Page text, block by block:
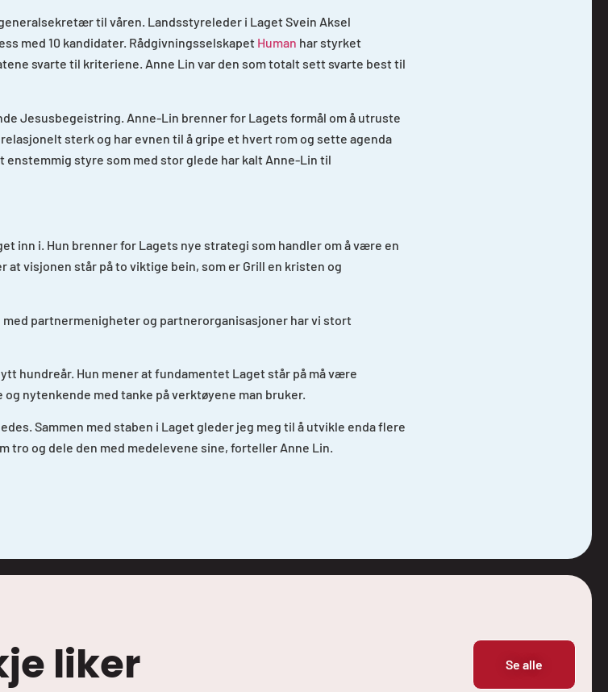
til våren. Landsstyreleder i Laget Svein Aksel
med 10 kandidater. Rådgivningsselskapet Human har styrket
svarte til kriteriene. Anne Lin var den som totalt sett svarte best til
Jesusbegeistring. Anne-Lin brenner for Lagets formål om å utruste
sterk og har evnen til å gripe et hvert rom og sette agenda
enstemmig styre som med stor glede har kalt Anne-Lin til
inn i. Hun brenner for Lagets nye strategi som handler om å være en
at visjonen står på to viktige bein, som er Grill en kristen og
med partnermenigheter og partnerorganisasjoner har vi stort
hundreår. Hun mener at fundamentet Laget står på må være
nytenkende med tanke på verktøyene man bruker.
Sammen med staben i Laget gleder jeg meg til å utvikle enda flere
tro og dele den med medelevene sine, forteller Anne Lin.
liker Se alle